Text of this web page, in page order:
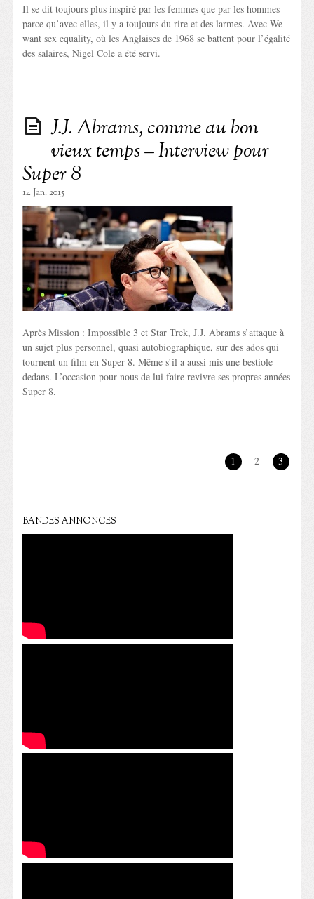
Il se dit toujours plus inspiré par les femmes que par les hommes
parce qu’avec elles, il y a toujours du rire et des larmes. Avec We
want sex equality, où les Anglaises de 1968 se battent pour l’égalité
des salaires, Nigel Cole a été servi.
J.J. Abrams, comme au bon
vieux temps – Interview pour
Super 8
14 Jan. 2015
Après Mission : Impossible 3 et Star Trek, J.J. Abrams s’attaque à
un sujet plus personnel, quasi autobiographique, sur des ados qui
tournent un film en Super 8. Même s’il a aussi mis une bestiole
dedans. L’occasion pour nous de lui faire revivre ses propres années
Super 8.
1 2 3
BANDES ANNONCES